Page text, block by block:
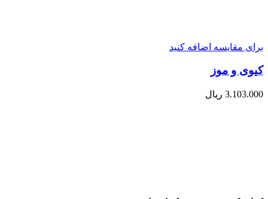
برای مقایسه اضافه کنید
کیوی و موز
3.103.000 ریال